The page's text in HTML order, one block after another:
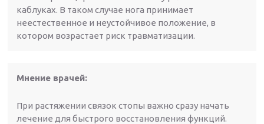
каблуках. В таком случае нога принимает
неестественное и неустойчивое положение, в
котором возрастает риск травматизации.
Мнение врачей:
При растяжении связок стопы важно сразу начать
лечение для быстрого восстановления функций.